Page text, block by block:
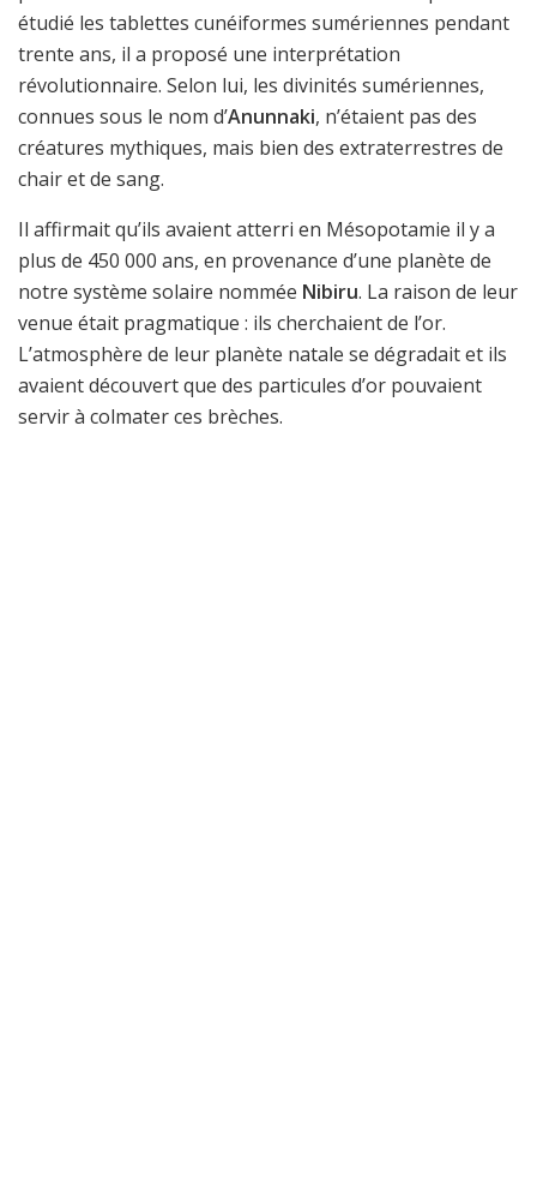
étudié les tablettes cunéiformes sumériennes pendant
trente ans, il a proposé une interprétation
révolutionnaire. Selon lui, les divinités sumériennes,
connues sous le nom d’Anunnaki, n’étaient pas des
créatures mythiques, mais bien des extraterrestres de
chair et de sang.
Il affirmait qu’ils avaient atterri en Mésopotamie il y a
plus de 450 000 ans, en provenance d’une planète de
notre système solaire nommée Nibiru. La raison de leur
venue était pragmatique : ils cherchaient de l’or.
L’atmosphère de leur planète natale se dégradait et ils
avaient découvert que des particules d’or pouvaient
servir à colmater ces brèches.